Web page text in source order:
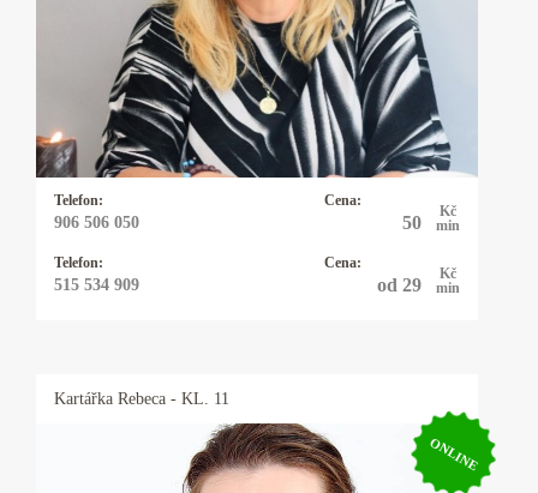
Telefon:
906 506 050
Cena:
50
Kč
min
Telefon:
515 534 909
Cena:
od 29
Kč
min
karty Osho Zen Tarot. Tyto karty nevěští, ale
pojmenovávají pravdu přítomného okamžiku a
pouze nabízejí možnosti řešení daného
problému. Tím ponechávají člověku
svobodnou vůli, jak vše řešit. Občas používám
kyvadlo které vyrobila moje dcera.
Kartářka Rebeca - KL. 11
ONLINE